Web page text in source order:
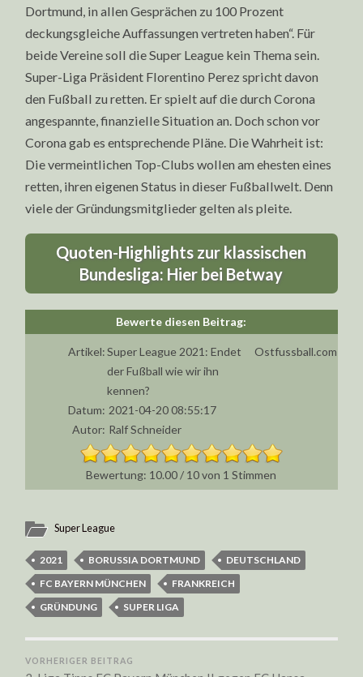
Dortmund, in allen Gesprächen zu 100 Prozent
deckungsgleiche Auffassungen vertreten haben“. Für
beide Vereine soll die Super League kein Thema sein.
Super-Liga Präsident Florentino Perez spricht davon
den Fußball zu retten. Er spielt auf die durch Corona
angespannte, finanzielle Situation an. Doch schon vor
Corona gab es entsprechende Pläne. Die Wahrheit ist:
Die vermeintlichen Top-Clubs wollen am ehesten eines
retten, ihren eigenen Status in dieser Fußballwelt. Denn
viele der Gründungsmitglieder gelten als pleite.
Quoten-Highlights zur klassischen
Bundesliga: Hier bei Betway
Artikel:Super League 2021: Endet
der Fußball wie wir ihn
kennen?
Ostfussball.com
Datum: 2021-04-20 08:55:17
Autor: Ralf Schneider
10.00/ 10von 1 Stimmen
Super League
2021 BORUSSIA DORTMUND
DEUTSCHLAND
FC BAYERN MÜNCHEN
FRANKREICH
GRÜNDUNG
SUPER LIGA
VORHERIGER BEITRAG